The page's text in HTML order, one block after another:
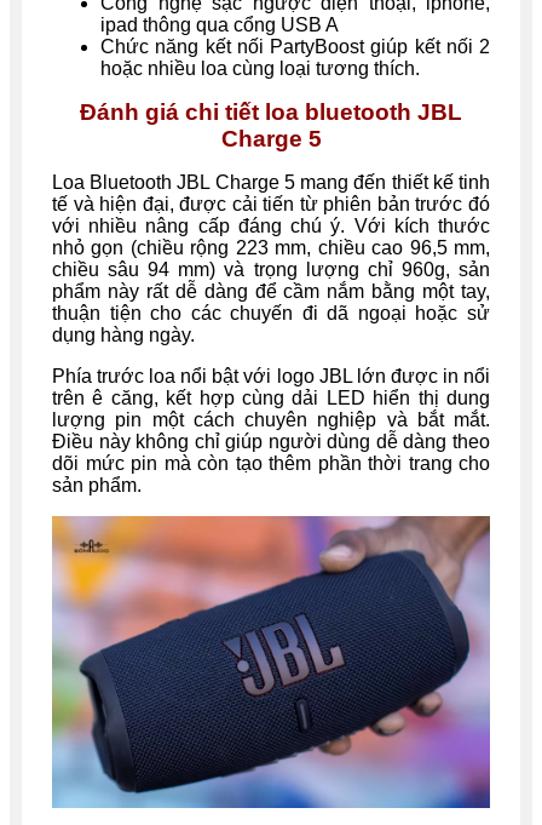
ipad thông qua cổng USB A
Chức năng kết nối PartyBoost giúp kết nối 2
hoặc nhiều loa cùng loại tương thích.
Đánh giá chi tiết loa bluetooth JBL
Charge 5
Loa Bluetooth JBL Charge 5 mang đến thiết kế tinh
tế và hiện đại, được cải tiến từ phiên bản trước đó
với nhiều nâng cấp đáng chú ý. Với kích thước
nhỏ gọn (chiều rộng 223 mm, chiều cao 96,5 mm,
chiều sâu 94 mm) và trọng lượng chỉ 960g, sản
phẩm này rất dễ dàng để cầm nắm bằng một tay,
thuận tiện cho các chuyến đi dã ngoại hoặc sử
dụng hàng ngày.
Phía trước loa nổi bật với logo JBL lớn được in nổi
trên ê căng, kết hợp cùng dải LED hiển thị dung
lượng pin một cách chuyên nghiệp và bắt mắt.
Điều này không chỉ giúp người dùng dễ dàng theo
dõi mức pin mà còn tạo thêm phần thời trang cho
sản phẩm.